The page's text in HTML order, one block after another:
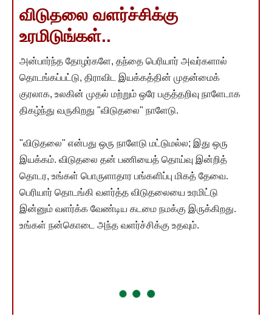
விடுதலை வளர்ச்சிக்கு
உரமிடுங்கள்..
அன்பார்ந்த தோழர்களே, தந்தை பெரியார் அவர்களால்
தொடங்கப்பட்டு, திராவிட இயக்கத்தின் முதன்மைக்
குரலாக, உலகின் முதல் மற்றும் ஒரே பகுத்தறிவு நாளேடாக
திகழ்ந்து வருகிறது "விடுதலை" நாளேடு.
"விடுதலை" என்பது ஒரு நாளேடு மட்டுமல்ல; இது ஒரு
இயக்கம். விடுதலை தன் பணியைத் தொய்வு இன்றித்
தொடர, உங்கள் பொருளாதார பங்களிப்பு மிகத் தேவை.
பெரியார் தொடங்கி வளர்த்த விடுதலையை உரமிட்டு
இன்னும் வளர்க்க வேண்டிய கடமை நமக்கு இருக்கிறது.
உங்கள் நன்கொடை அந்த வளர்ச்சிக்கு உதவும்.